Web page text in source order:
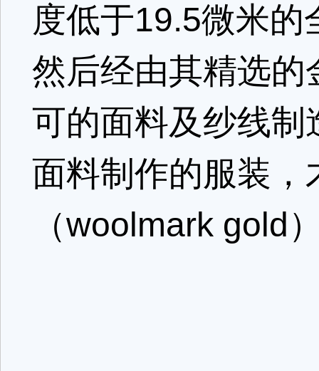
度低于19.5微米
然后经由其精选
可的面料及纱线
面料制作的服装
（woolmark gold